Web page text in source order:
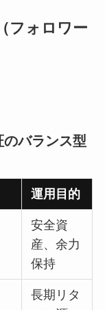
フォロワー
バランス型
運用目的
安全資
産、余力
保持
長期リタ